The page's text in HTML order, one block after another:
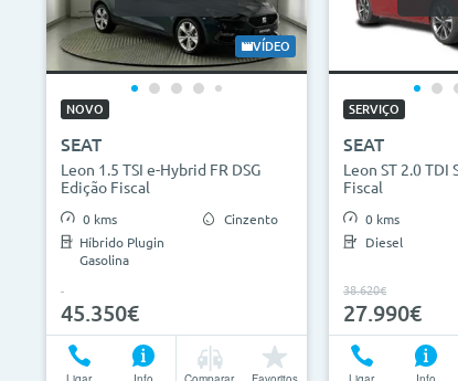
VÍDEO
NOVO
SEAT
Leon 1.5 TSI e-Hybrid FR DSG
Edição Fiscal
0 kms
Híbrido Plugin
Gasolina
Cinzento
45.350€
SERVIÇO
SEAT
Leon ST 2.0 TDI
Fiscal
0 kms
Diesel
38.620€
27.990€